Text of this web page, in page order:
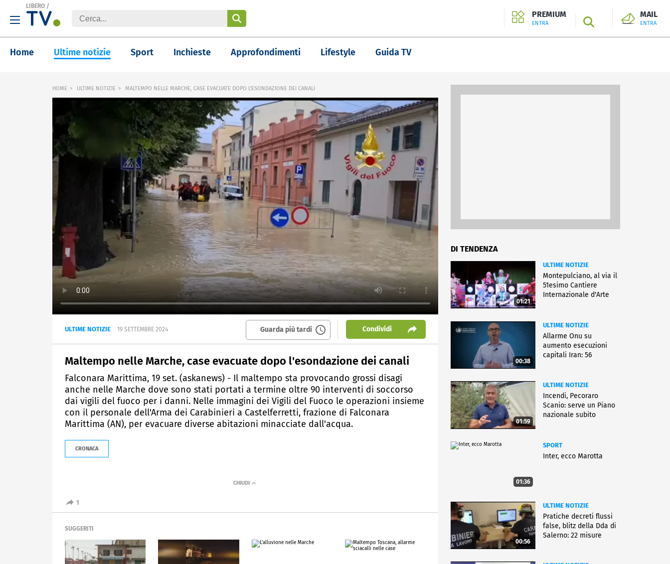
LIBERO /
PREMIUM
ENTRA SEARCH
MAIL
ENTRA
Home Ultime notizie Sport Inchieste Approfondimenti Lifestyle Guida TV
HOME ULTIME NOTIZIE MALTEMPO NELLE MARCHE, CASE EVACUATE DOPO L'ESONDAZIONE DEI CANALI
ULTIME NOTIZIE 19 SETTEMBRE 2024 Guarda più tardi Condividi
Maltempo nelle Marche, case evacuate dopo l'esondazione dei canali
Falconara Marittima, 19 set. (askanews) - Il maltempo sta provocando grossi disagi
anche nelle Marche dove sono stati portati a termine oltre 90 interventi di soccorso
dai vigili del fuoco per i danni. Nelle immagini dei Vigili del Fuoco le operazioni insieme
con il personale dell'Arma dei Carabinieri a Castelferretti, frazione di Falconara
Marittima (AN), per evacuare diverse abitazioni minacciate dall'acqua.
CRONACA
1
SUGGERITI
DI TENDENZA
01:21
ULTIME NOTIZIE
Montepulciano, al via il
51esimo Cantiere
Internazionale d'Arte
00:38
ULTIME NOTIZIE
Allarme Onu su
aumento esecuzioni
capitali Iran: 56
01:59
ULTIME NOTIZIE
Incendi, Pecoraro
Scanio: serve un Piano
nazionale subito
01:36
SPORT
Inter, ecco Marotta
00:56
ULTIME NOTIZIE
Pratiche decreti flussi
false, blitz della Dda di
Salerno: 22 misure